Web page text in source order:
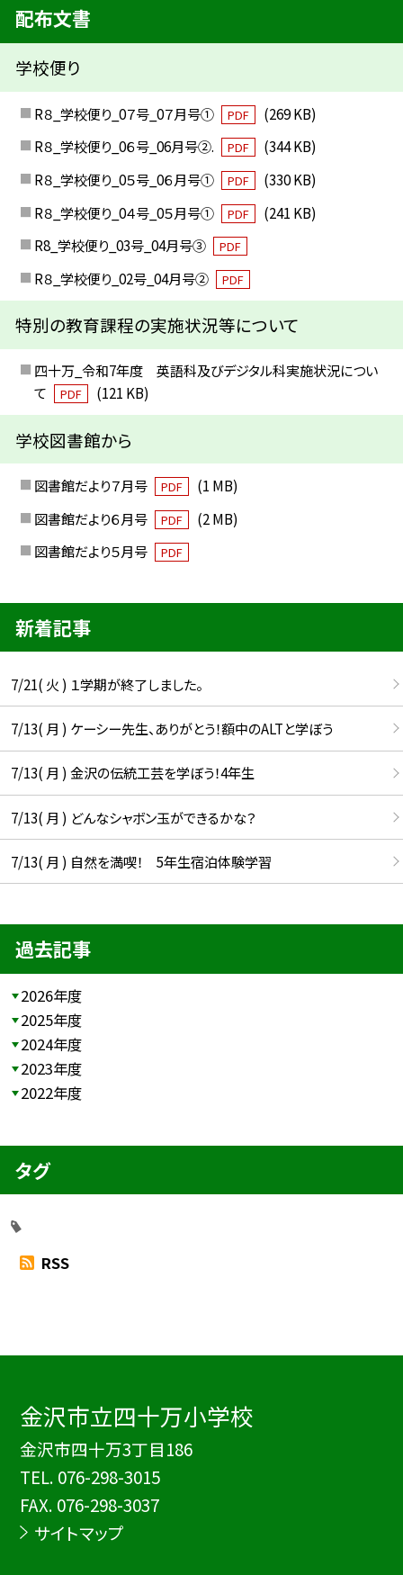
配布文書
学校便り
R８_学校便り_0７号_0７月号① PDF
(269 KB)
R８_学校便り_0６号_06月号②.
PDF
(344 KB)
R８_学校便り_0５号_0６月号①
PDF
(330 KB)
R８_学校便り_0４号_0５月号①
PDF
(241 KB)
R8_学校便り_03号_04月号③
PDF
R８_学校便り_02号_04月号② PDF
特別の教育課程の実施状況等について
四十万_令和7年度 英語科及びデジタル科実施状況につい
て
PDF (121 KB)
学校図書館から
図書館だより７月号 PDF
(1 MB)
図書館だより６月号
PDF
(2 MB)
図書館だより５月号
PDF
新着記事
7/21( 火 ) １学期が終了しました。
7/13( 月 ) ケーシー先生、ありがとう！額中のALTと学ぼう
7/13( 月 ) 金沢の伝統工芸を学ぼう！4年生
7/13( 月 ) どんなシャボン玉ができるかな？
7/13( 月 ) 自然を満喫！ 5年生宿泊体験学習
過去記事
2026年度
2025年度
2024年度
2023年度
2022年度
タグ
RSS
金沢市立四十万小学校
金沢市四十万3丁目186
TEL. 076-298-3015
FAX. 076-298-3037
サイトマップ